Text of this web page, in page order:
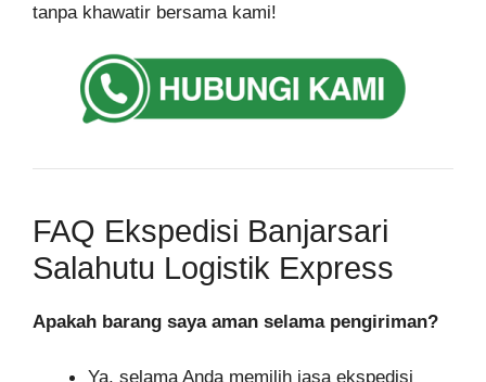
tanpa khawatir bersama kami!
FAQ Ekspedisi Banjarsari
Salahutu Logistik Express
Apakah barang saya aman selama pengiriman?
Ya, selama Anda memilih jasa ekspedisi